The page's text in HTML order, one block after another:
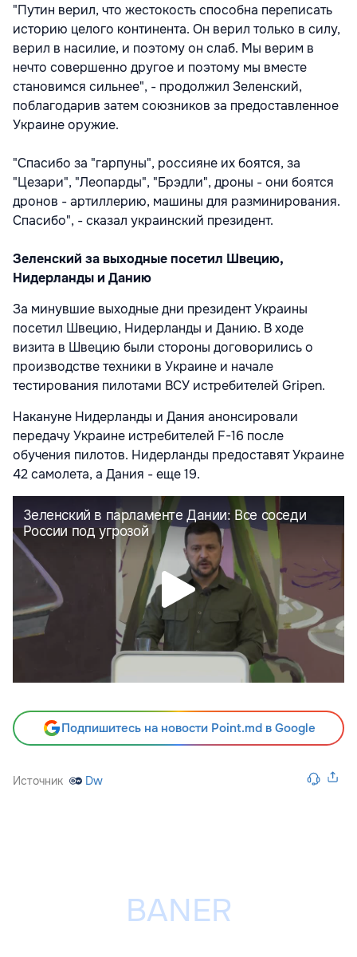
"Путин верил, что жестокость способна переписать
историю целого континента. Он верил только в силу,
верил в насилие, и поэтому он слаб. Мы верим в
нечто совершенно другое и поэтому мы вместе
становимся сильнее", - продолжил Зеленский,
поблагодарив затем союзников за предоставленное
Украине оружие.
"Спасибо за "гарпуны", россияне их боятся, за
"Цезари", "Леопарды", "Брэдли", дроны - они боятся
дронов - артиллерию, машины для разминирования.
Спасибо", - сказал украинский президент.
Зеленский за выходные посетил Швецию,
Нидерланды и Данию
За минувшие выходные дни президент Украины
посетил Швецию, Нидерланды и Данию. В ходе
визита в Швецию были стороны договорились о
производстве техники в Украине и начале
тестирования пилотами ВСУ истребителей Gripen.
Накануне Нидерланды и Дания анонсировали
передачу Украине истребителей F-16 после
обучения пилотов. Нидерланды предоставят Украине
42 самолета, а Дания - еще 19.
Подпишитесь на новости Point.md в Google
Источник Dw